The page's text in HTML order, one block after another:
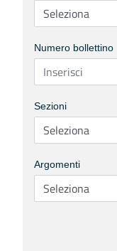
Numero bollettino
Sezioni
Argomenti